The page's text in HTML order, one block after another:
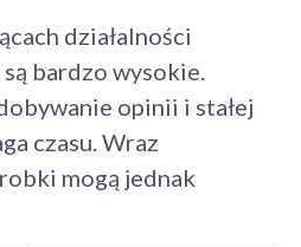
działalności
bardzo wysokie.
opinii i stałej
czasu. Wraz
mogą jednak